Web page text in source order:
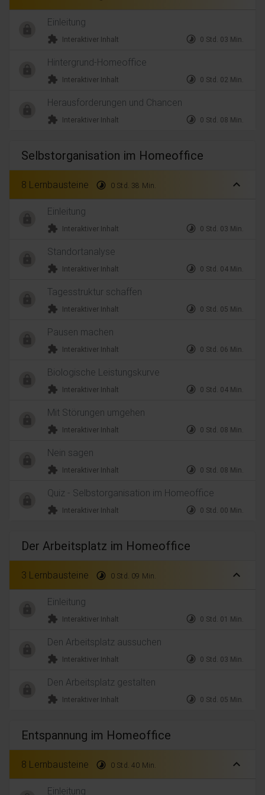
Einleitung
extension Interaktiver Inhalt timelapse 0 Std. 03 Min.
Hintergrund-Homeoffice
extension Interaktiver Inhalt timelapse 0 Std. 02 Min.
Herausforderungen und Chancen
extension Interaktiver Inhalt timelapse 0 Std. 08 Min.
Selbstorganisation im Homeoffice
8 Lernbausteine timelapse 0 Std. 38 Min. expand_less
Einleitung
extension Interaktiver Inhalt timelapse 0 Std. 03 Min.
Standortanalyse
extension Interaktiver Inhalt timelapse 0 Std. 04 Min.
Tagesstruktur schaffen
extension Interaktiver Inhalt timelapse 0 Std. 05 Min.
Pausen machen
extension Interaktiver Inhalt timelapse 0 Std. 06 Min.
Biologische Leistungskurve
extension Interaktiver Inhalt timelapse 0 Std. 04 Min.
Mit Störungen umgehen
extension Interaktiver Inhalt timelapse 0 Std. 08 Min.
Nein sagen
extension Interaktiver Inhalt timelapse 0 Std. 08 Min.
Quiz - Selbstorganisation im Homeoffice
extension Interaktiver Inhalt timelapse 0 Std. 00 Min.
Der Arbeitsplatz im Homeoffice
3 Lernbausteine timelapse 0 Std. 09 Min. expand_less
Einleitung
extension Interaktiver Inhalt timelapse 0 Std. 01 Min.
Den Arbeitsplatz aussuchen
extension Interaktiver Inhalt timelapse 0 Std. 03 Min.
Den Arbeitsplatz gestalten
extension Interaktiver Inhalt timelapse 0 Std. 05 Min.
Entspannung im Homeoffice
8 Lernbausteine timelapse 0 Std. 40 Min. expand_less
Einleitung